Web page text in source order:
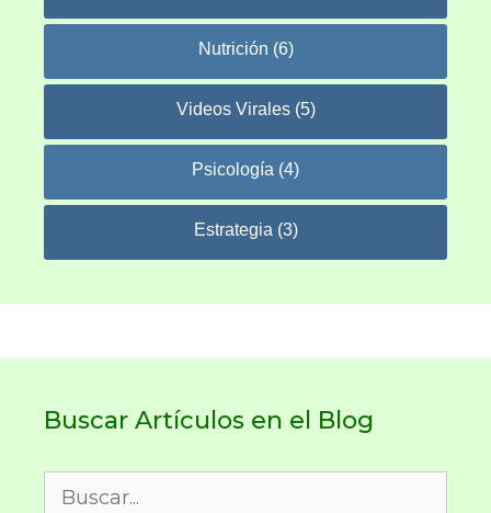
Nutrición (6)
Videos Virales (5)
Psicología (4)
Estrategia (3)
Buscar Artículos en el Blog
Buscar: